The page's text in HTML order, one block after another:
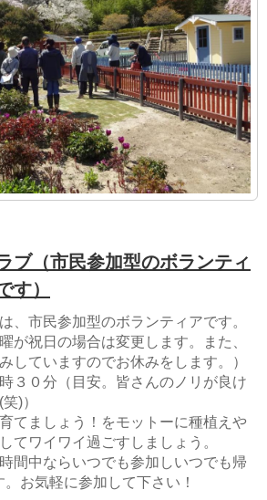
ブ（市民参加型のボランティ
す）
、市民参加型のボランティアです。
が祝日の場合は変更します。また、
していますのでお休みをします。）
３０分（目安。皆さんのノリが良け
)）
てましょう！をモットーに種植えや
てワイワイ過ごすしましょう。
間中ならいつでも参加しいつでも帰
お気軽に参加して下さい！